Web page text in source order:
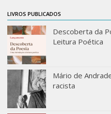
LIVROS PUBLICADOS
Descoberta da
Leitura Poética
Mário de
racista